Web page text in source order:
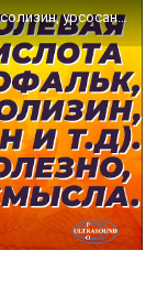
Урсодезоксихолевая кислота (урсофальк, урсолизин, урсосан и т.д). Когда полезно, а когда нет смысла.